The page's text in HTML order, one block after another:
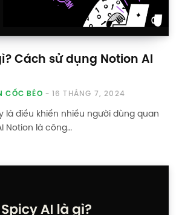
Cách sử dụng Notion AI
CỐC BÉO 16 THÁNG 7, 2024
là điều khiến nhiều người dùng quan
Notion là công…